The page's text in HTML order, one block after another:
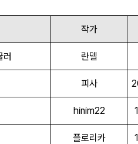
작가
러 란델
피사
hinim22
플로리카